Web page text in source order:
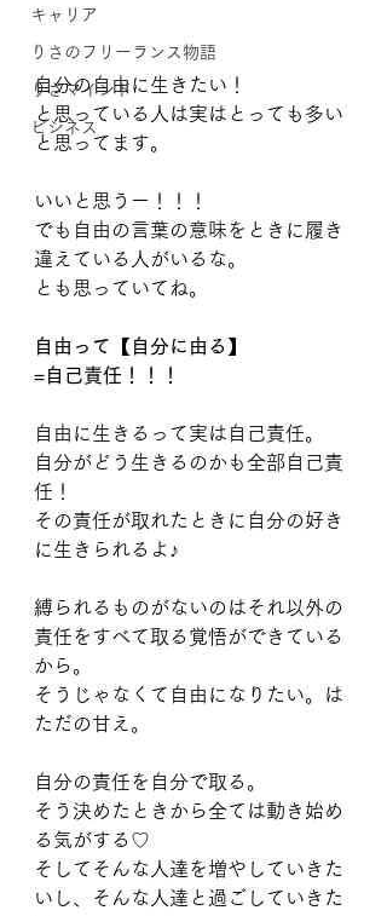
キャリア
りさのフリーランス物語
りさマインド
ビジネス
自分の自由に生きたい！
と思っている人は実はとっても多い
と思ってます。
いいと思うー！！！
でも自由の言葉の意味をときに履き
違えている人がいるな。
とも思っていてね。
自由って【自分に由る】
=自己責任！！！
自由に生きるって実は自己責任。
自分がどう生きるのかも全部自己責
任！
その責任が取れたときに自分の好き
に生きられるよ♪
縛られるものがないのはそれ以外の
責任をすべて取る覚悟ができている
から。
そうじゃなくて自由になりたい。は
ただの甘え。
自分の責任を自分で取る。
そう決めたときから全ては動き始め
る気がする♡
そしてそんな人達を増やしていきた
いし、そんな人達と過ごしていきた